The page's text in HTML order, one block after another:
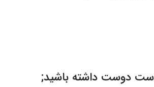
دوست داشته باشید;